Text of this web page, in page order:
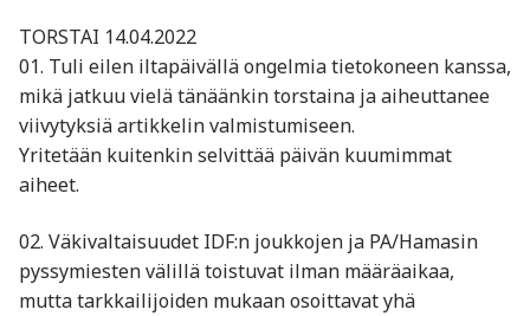
TORSTAI 14.04.2022
01. Tuli eilen iltapäivällä ongelmia tietokoneen kanssa,
mikä jatkuu vielä tänäänkin torstaina ja aiheuttanee
viivytyksiä artikkelin valmistumiseen.
Yritetään kuitenkin selvittää päivän kuumimmat
aiheet.
02. Väkivaltaisuudet IDF:n joukkojen ja PA/Hamasin
pyssymiesten välillä toistuvat ilman määräaikaa,
mutta tarkkailijoiden mukaan osoittavat yhä